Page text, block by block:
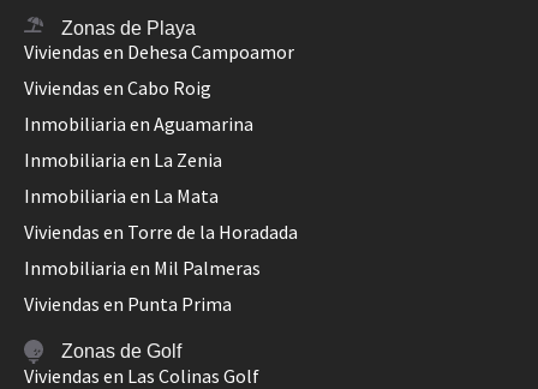
Zonas de Playa
Viviendas en Dehesa Campoamor
Viviendas en Cabo Roig
Inmobiliaria en Aguamarina
Inmobiliaria en La Zenia
Inmobiliaria en La Mata
Viviendas en Torre de la Horadada
Inmobiliaria en Mil Palmeras
Viviendas en Punta Prima
Zonas de Golf
Viviendas en Las Colinas Golf